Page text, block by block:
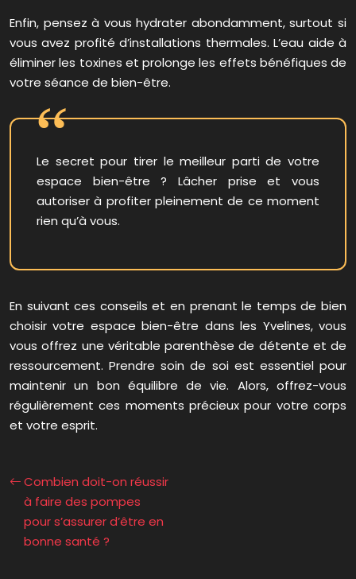
Enfin, pensez à vous hydrater abondamment, surtout si
vous avez profité d’installations thermales. L’eau aide à
éliminer les toxines et prolonge les effets bénéfiques de
votre séance de bien-être.
Le secret pour tirer le meilleur parti de votre
espace bien-être ? Lâcher prise et vous
autoriser à profiter pleinement de ce moment
rien qu’à vous.
En suivant ces conseils et en prenant le temps de bien
choisir votre espace bien-être dans les Yvelines, vous
vous offrez une véritable parenthèse de détente et de
ressourcement. Prendre soin de soi est essentiel pour
maintenir un bon équilibre de vie. Alors, offrez-vous
régulièrement ces moments précieux pour votre corps
et votre esprit.
Combien doit-on réussir
à faire des pompes
pour s’assurer d’être en
bonne santé ?